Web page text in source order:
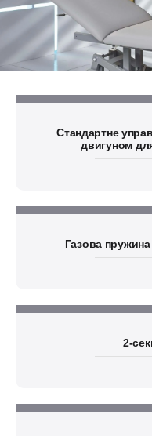
Стандартне
двигуном
Газова
2-